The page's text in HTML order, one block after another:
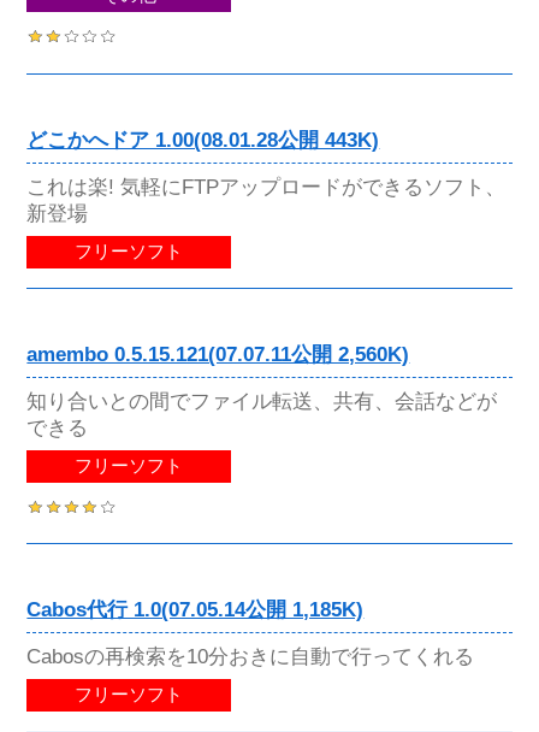
どこかへドア 1.00(08.01.28公開 443K)
これは楽! 気軽にFTPアップロードができるソフト、
新登場
フリーソフト
amembo 0.5.15.121(07.07.11公開 2,560K)
知り合いとの間でファイル転送、共有、会話などが
できる
フリーソフト
Cabos代行 1.0(07.05.14公開 1,185K)
Cabosの再検索を10分おきに自動で行ってくれる
フリーソフト